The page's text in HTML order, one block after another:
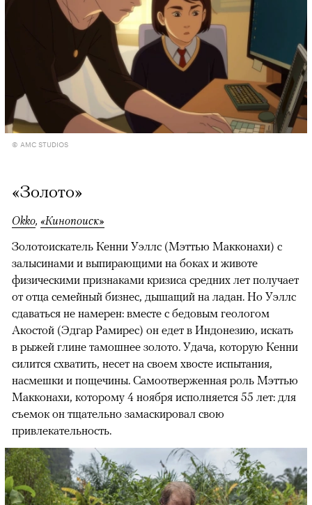
© AMC STUDIOS
«Золото»
Okko, «Кинопоиск»
Золотоискатель Кенни Уэллс (Мэттью Макконахи) с
залысинами и выпирающими на боках и животе
физическими признаками кризиса средних лет получает
от отца семейный бизнес, дышащий на ладан. Но Уэллс
сдаваться не намерен: вместе с бедовым геологом
Акостой (Эдгар Рамирес) он едет в Индонезию, искать
в рыжей глине тамошнее золото. Удача, которую Кенни
силится схватить, несет на своем хвосте испытания,
насмешки и пощечины. Самоотверженная роль Мэттью
Макконахи, которому 4 ноября исполняется 55 лет: для
съемок он тщательно замаскировал свою
привлекательность.